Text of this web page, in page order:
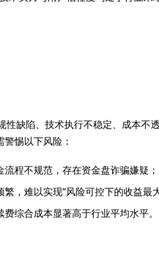
性缺陷、技术执行不稳定、成本不
惕以下风险：
程不规范，存在资金盘诈骗嫌疑；
，难以实现“风险可控下的收益最
综合成本显著高于行业平均水平。